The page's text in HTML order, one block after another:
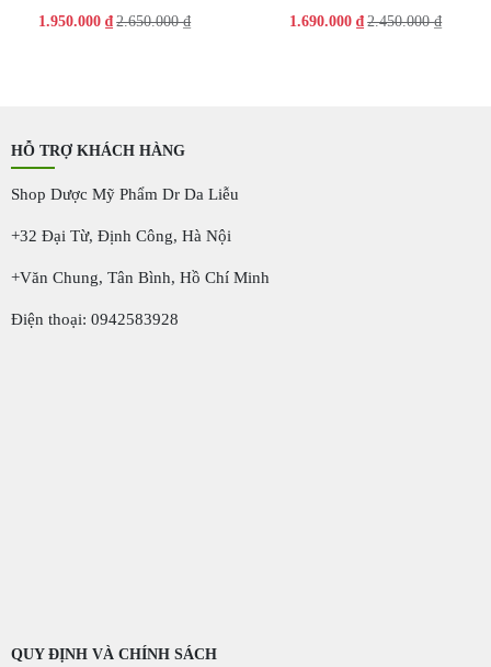
2.650.000₫
Giá
1.950.000 ₫ Giá
2.450.000₫
Giá
1.690.000 ₫ Giá
HỖ TRỢ KHÁCH HÀNG
Shop Dược Mỹ Phẩm Dr Da Liễu
+32 Đại Từ, Định Công, Hà Nội
+Văn Chung, Tân Bình, Hồ Chí Minh
Điện thoại: 0942583928
QUY ĐỊNH VÀ CHÍNH SÁCH